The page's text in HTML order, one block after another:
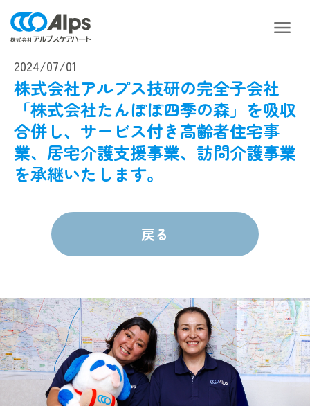
2024/07/01
株式会社アルプス技研の完全子会社
「株式会社たんぽぽ四季の森」を吸収
合併し、サービス付き高齢者住宅事
業、居宅介護支援事業、訪問介護事業
を承継いたします。
戻る